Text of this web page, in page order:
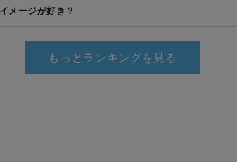
メージが好き？
もっとランキングを見る